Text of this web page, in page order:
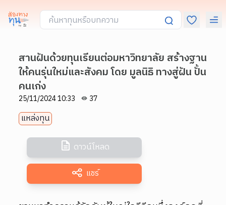
สานฝันด้วยทุนเรียนต่อมหาวิทยาลัย สร้างฐาน
ให้คนรุ่นใหม่และสังคม โดย มูลนิธิ ทางสู่ฝัน ปั้น
คนเก่ง
25/11/2024 10:33 37
แหล่งทุน
ดาวน์โหลด
แชร์